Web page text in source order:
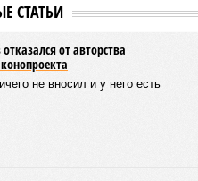
СТАТЬИ
от авторства
не вносил и у него есть